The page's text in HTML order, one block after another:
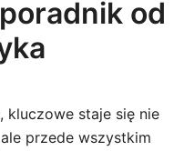
od
kluczowe staje się nie
przede wszystkim